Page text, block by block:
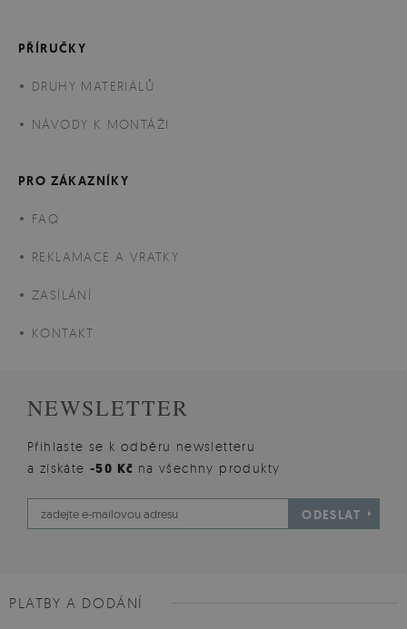
PŘÍRUČKY
DRUHY MATERIÁLŮ
NÁVODY K MONTÁŽI
PRO ZÁKAZNÍKY
FAQ
REKLAMACE A VRATKY
ZASÍLÁNÍ
KONTAKT
NEWSLETTER
Přihlaste se k odběru newsletteru
a získáte -50 Kč na všechny produkty
ODESLAT
PLATBY A DODÁNÍ